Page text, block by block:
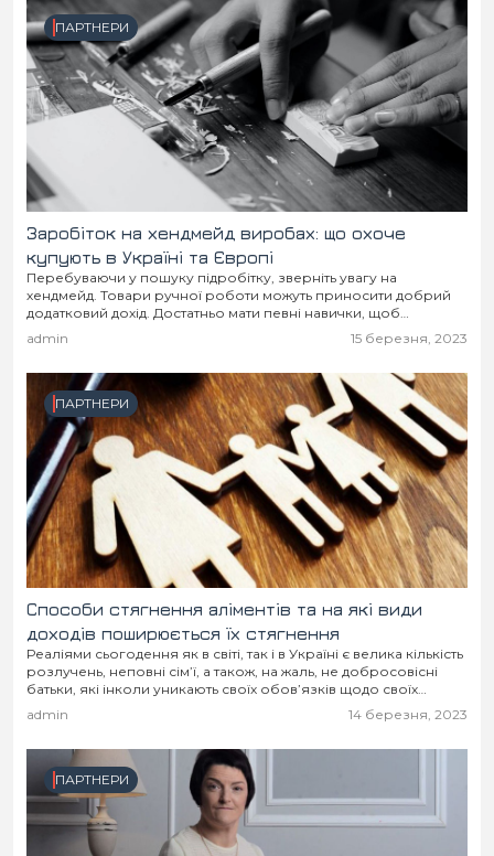
ПАРТНЕРИ
Заробіток на хендмейд виробах: що охоче
купують в Україні та Європі
Перебуваючи у пошуку підробітку, зверніть увагу на
хендмейд. Товари ручної роботи можуть приносити добрий
додатковий дохід. Достатньо мати певні навички, щоб
створювати затребувані вироби. А попит на них є і...
admin 15 березня, 2023
ПАРТНЕРИ
Способи стягнення аліментів та на які види
доходів поширюється їх стягнення
Реаліями сьогодення як в світі, так і в Україні є велика кількість
розлучень, неповні сім’ї, а також, на жаль, не добросовісні
батьки, які інколи уникають своїх обов’язків щодо своїх
дітей,...
admin 14 березня, 2023
ПАРТНЕРИ